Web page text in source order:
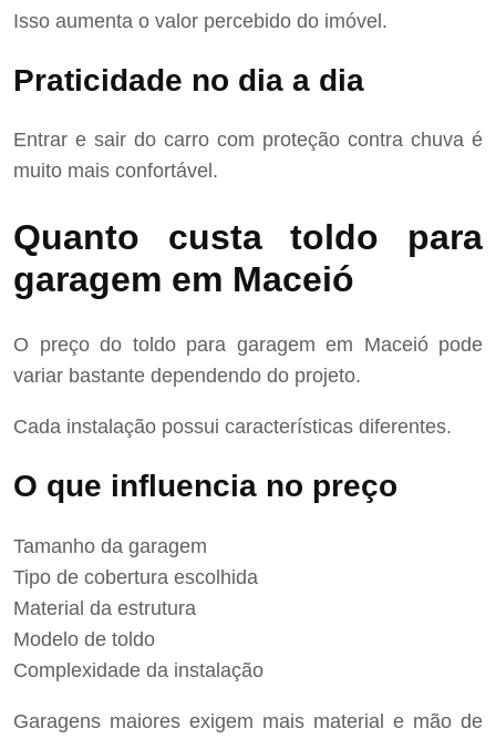
Isso aumenta o valor percebido do imóvel.
Praticidade no dia a dia
Entrar e sair do carro com proteção contra chuva é
muito mais confortável.
Quanto custa toldo para
garagem em Maceió
O preço do toldo para garagem em Maceió pode
variar bastante dependendo do projeto.
Cada instalação possui características diferentes.
O que influencia no preço
Tamanho da garagem
Tipo de cobertura escolhida
Material da estrutura
Modelo de toldo
Complexidade da instalação
Garagens maiores exigem mais material e mão de